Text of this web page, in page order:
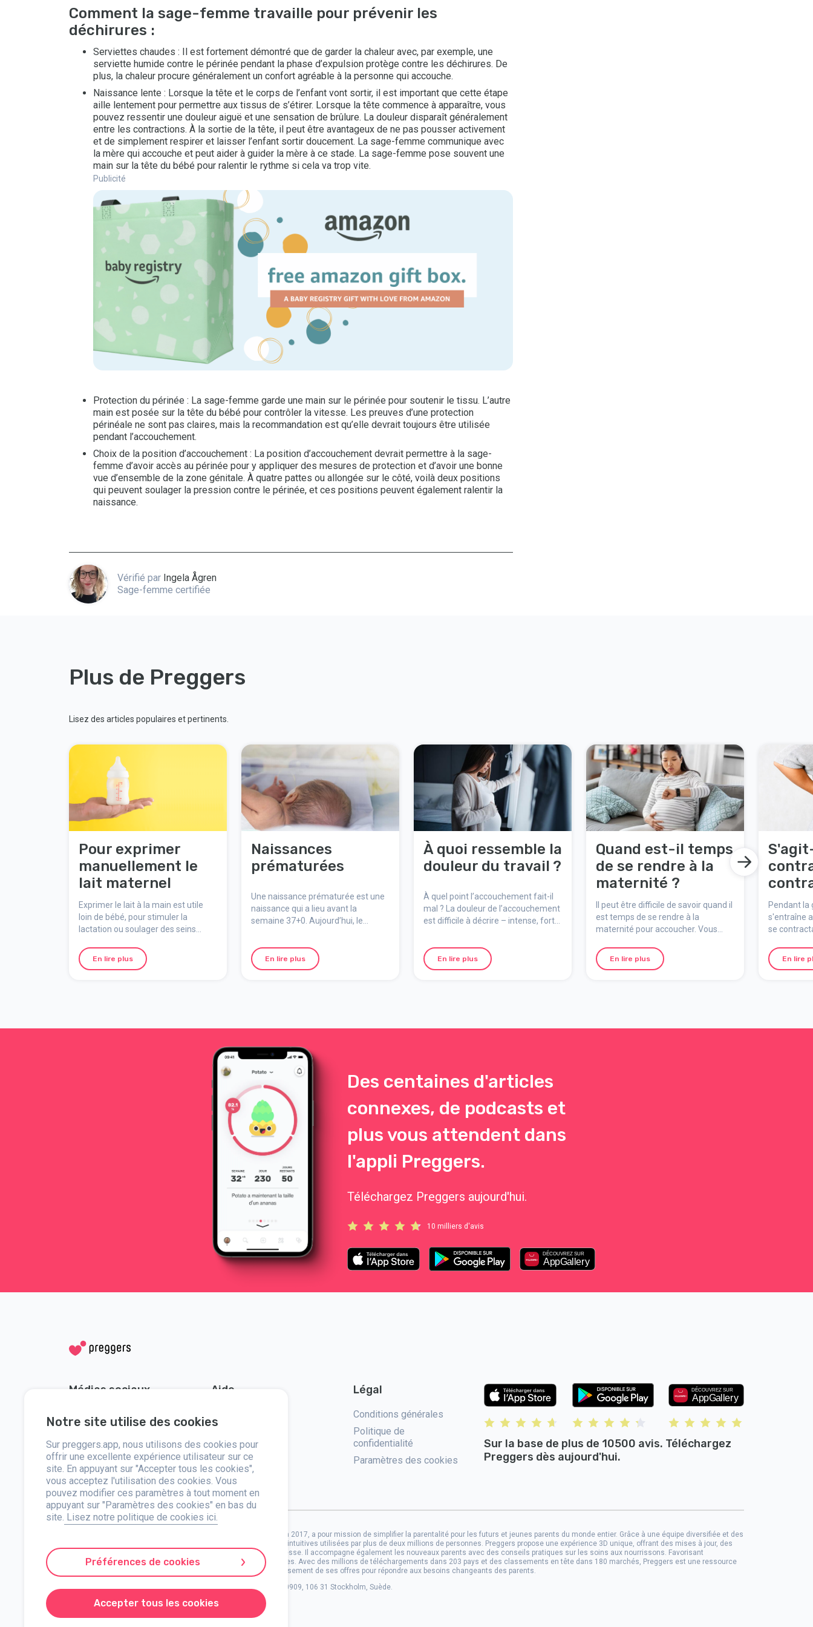
Comment la sage-femme travaille pour prévenir les
déchirures :
Serviettes chaudes : Il est fortement démontré que de garder la chaleur avec, par exemple, une
serviette humide contre le périnée pendant la phase d’expulsion protège contre les déchirures. De
plus, la chaleur procure généralement un confort agréable à la personne qui accouche.
Naissance lente : Lorsque la tête et le corps de l’enfant vont sortir, il est important que cette étape
aille lentement pour permettre aux tissus de s’étirer. Lorsque la tête commence à apparaître, vous
pouvez ressentir une douleur aiguë et une sensation de brûlure. La douleur disparaît généralement
entre les contractions. À la sortie de la tête, il peut être avantageux de ne pas pousser activement
et de simplement respirer et laisser l’enfant sortir doucement. La sage-femme communique avec
la mère qui accouche et peut aider à guider la mère à ce stade. La sage-femme pose souvent une
main sur la tête du bébé pour ralentir le rythme si cela va trop vite.
Publicité
Protection du périnée : La sage-femme garde une main sur le périnée pour soutenir le tissu. L’autre
main est posée sur la tête du bébé pour contrôler la vitesse. Les preuves d’une protection
périnéale ne sont pas claires, mais la recommandation est qu’elle devrait toujours être utilisée
pendant l’accouchement.
Choix de la position d’accouchement : La position d’accouchement devrait permettre à la sage-
femme d’avoir accès au périnée pour y appliquer des mesures de protection et d’avoir une bonne
vue d’ensemble de la zone génitale. À quatre pattes ou allongée sur le côté, voilà deux positions
qui peuvent soulager la pression contre le périnée, et ces positions peuvent également ralentir la
naissance.
Vérifié par Ingela Ågren
Sage-femme certifiée
Plus de Preggers
Lisez des articles populaires et pertinents.
Pour exprimer
manuellement le
lait maternel
Exprimer le lait à la main est utile
loin de bébé, pour stimuler la
lactation ou soulager des seins
faire.
En lire plus
Naissances
prématurées
Une naissance prématurée est une
naissance qui a lieu avant la
semaine 37+0. Aujourd’hui, le
grâce à l’amélioration constante des
soins médicaux.
En lire plus
À quoi ressemble la
douleur du travail ?
À quel point l’accouchement fait-il
mal ? La douleur de l’accouchement
est difficile à décrire – intense, forte
comment elle se ressent, pourquoi
elle survient et comment se
En lire plus
Quand est-il temps
de se rendre à la
maternité ?
Il peut être difficile de savoir quand il
est temps de se rendre à la
maternité pour accoucher. Vous
maternité pour obtenir des conseils
et un soutien une fois que le travail
En lire plus
?
Pendant la
s'entraîne
se
est la
En lire
Des centaines d'articles
connexes, de podcasts et
plus vous attendent dans
l'appli Preggers.
Téléchargez Preggers aujourd'hui.
10 milliers d'avis
Médias sociaux
Instagram
Aide
À propos
Presse
Légal
Conditions générales
Politique de
confidentialité
Paramètres des cookies
Sur la base de plus de 10500 avis. Téléchargez
Preggers dès aujourd'hui.
Preggers, lancé par le studio d'applications suédois Stroller AB en 2017, a pour mission de simplifier la parentalité pour les futurs et jeunes parents du monde entier. Grâce à une équipe diversifiée et des
partenariats avec des experts, ils ont développé des applications intuitives utilisées par plus de deux millions de personnes. Preggers propose une expérience 3D unique, offrant des mises à jour, des
conseils et des outils personnalisés à chaque étape de la grossesse. Il accompagne également les nouveaux parents avec des conseils pratiques sur les soins aux nourrissons. Favorisant
l'inclusivité, Preggers soutient différentes configurations familiales. Avec des millions de téléchargements dans 203 pays et des classements en tête dans 180 marchés, Preggers est une ressource
de confiance. Stroller AB est engagé dans l'innovation et l'élargissement de ses offres pour répondre aux besoins changeants des parents.
Preggers est une marque déposée de Stroller AB, Kivra : 559106-0909, 106 31 Stockholm, Suède.
© 2017-2025 Stroller AB.
Notre site utilise des cookies
Sur preggers.app, nous utilisons des cookies pour
offrir une excellente expérience utilisateur sur ce
site. En appuyant sur "Accepter tous les cookies",
vous acceptez l'utilisation des cookies. Vous
pouvez modifier ces paramètres à tout moment en
appuyant sur "Paramètres des cookies" en bas du
site. Lisez notre politique de cookies ici.
Préférences de cookies
Accepter tous les cookies